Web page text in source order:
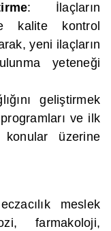
: İlaçların
kalite kontrol
yeni ilaçların
yeteneği
geliştirmek
ve ilk
konular üzerine
meslek
farmakoloji,